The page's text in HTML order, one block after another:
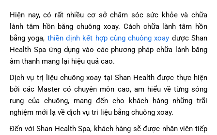
Hiện nay, có rất nhiều cơ sở chăm sóc sức khỏe và chữa
lành tâm hồn bằng chuông xoay. Cách chữa lành tâm hồn
bằng yoga, thiền định kết hợp cùng chuông xoay được Shan
Health Spa ứng dụng vào các phương pháp chữa lành bằng
âm thanh mang lại hiệu quả cao.
Dịch vụ trị liệu chuông xoay tại Shan Health được thực hiện
bởi các Master có chuyên môn cao, am hiểu về từng sóng
rung của chuông, mang đến cho khách hàng những trãi
nghiệm mới lạ về dịch vụ tri liệu bằng chuông xoay.
Đến với Shan Health Spa, khách hàng sẽ được nhân viên tiếp